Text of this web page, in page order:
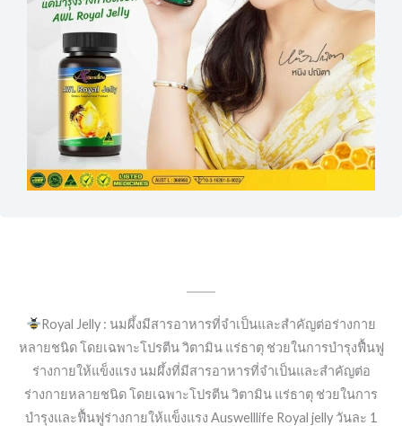
Royal Jelly : นมผึ้งมีสารอาหารที่จำเป็นและสำคัญต่อร่างกาย
หลายชนิด โดยเฉพาะโปรตีน วิตามิน แร่ธาตุ ช่วยในการบำรุงฟื้นฟู
ร่างกายให้แข็งแรง นมผึ้งที่มีสารอาหารที่จำเป็นและสำคัญต่อ
ร่างกายหลายชนิด โดยเฉพาะโปรตีน วิตามิน แร่ธาตุ ช่วยในการ
บำรุงและฟื้นฟูร่างกายให้แข็งแรง Auswelllife Royal jelly วันละ 1